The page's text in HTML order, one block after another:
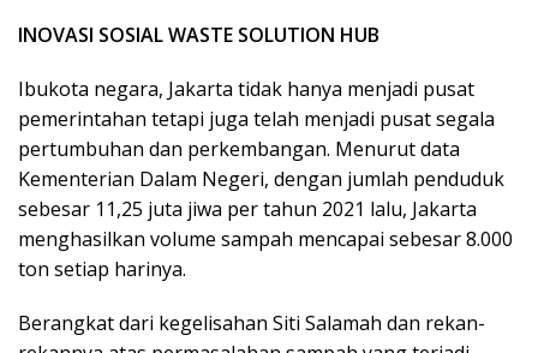
INOVASI SOSIAL WASTE SOLUTION HUB
Ibukota negara, Jakarta tidak hanya menjadi pusat
pemerintahan tetapi juga telah menjadi pusat segala
pertumbuhan dan perkembangan. Menurut data
Kementerian Dalam Negeri, dengan jumlah penduduk
sebesar 11,25 juta jiwa per tahun 2021 lalu, Jakarta
menghasilkan volume sampah mencapai sebesar 8.000
ton setiap harinya.
Berangkat dari kegelisahan Siti Salamah dan rekan-